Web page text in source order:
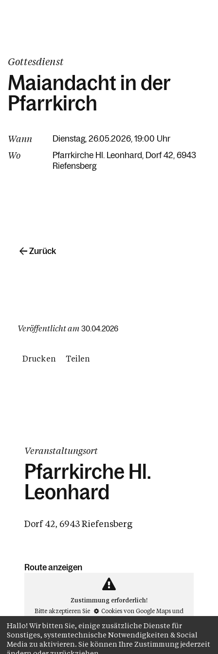
Gottesdienst
Maiandacht in der
Pfarrkirch
Wann Dienstag, 26.05.2026, 19:00 Uhr
Wo Pfarrkirche Hl. Leonhard Dorf 42 6943
Riefensberg
Veröffentlicht am 30.04.2026
Drucken Teilen
Zurück
Veranstaltungsort
Pfarrkirche Hl.
Leonhard
Dorf 42, 6943 Riefensberg
Route anzeigen
Zustimmung erforderlich!
Bitte akzeptieren Sie
Cookies von Google Mapsund
können.##
Hallo! Wir bitten Sie, einige zusätzliche Dienste für
Sonstiges, systemtechnische Notwendigkeiten & Social
Media zu aktivieren. Sie können Ihre Zustimmung jederzeit